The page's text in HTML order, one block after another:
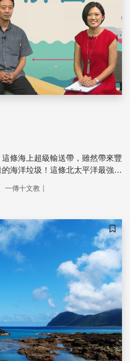
條海上超級輸送帶，雖然帶來豐
海洋垃圾！這條北太平洋最強的
一傳十文教 ｜
儲存